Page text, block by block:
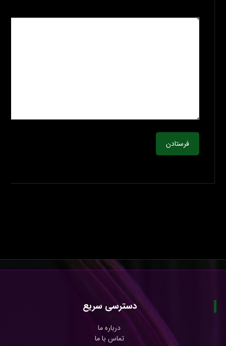
فرستادن
دسترسی سریع
درباره ما
تماس با ما